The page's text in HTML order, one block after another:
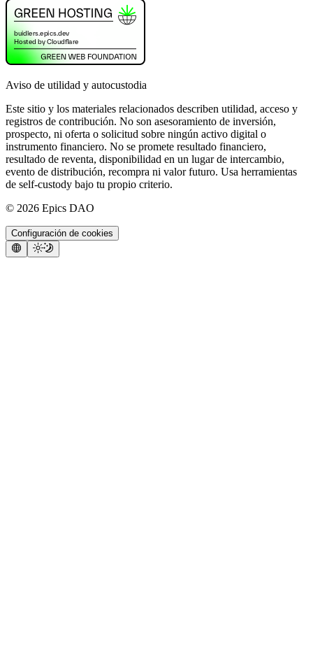
Aviso de utilidad y autocustodia
Este sitio y los materiales relacionados describen utilidad, acceso y
registros de contribución. No son asesoramiento de inversión,
prospecto, ni oferta o solicitud sobre ningún activo digital o
instrumento financiero. No se promete resultado financiero,
resultado de reventa, disponibilidad en un lugar de intercambio,
evento de distribución, recompra ni valor futuro. Usa herramientas
de self-custody bajo tu propio criterio.
© 2026 Epics DAO
Configuración de cookies